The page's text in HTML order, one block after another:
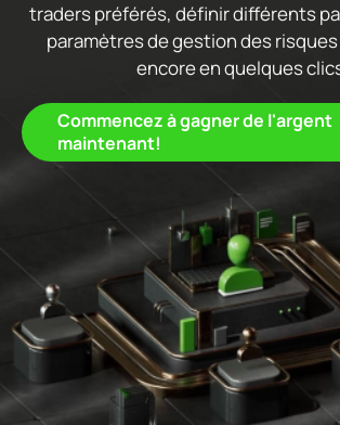
L'entreprise
traders préférés, définir différents
paramètres de gestion des
encore en quelques
Commencez à gagner de l'argent
maintenant!